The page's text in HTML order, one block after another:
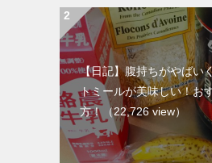
【日記】腹持ちがやばい
トミールが美味しい！お
方！
（22,726 view）